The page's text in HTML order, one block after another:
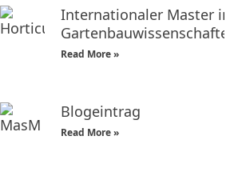
Internationaler Master in
Gartenbauwissenschaften
Read More »
Blogeintrag
Read More »